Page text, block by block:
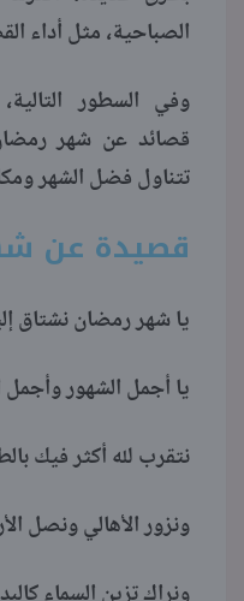
الصباحية، مثل أداء
وفي السطور
قصائد عن شهر رمضان
تتناول فضل الشهر
قصيدة عن
يا شهر رمضان نشتاق
يا أجمل الشهور وأجمل
نتقرب لله أكثر فيك
ونزور الأهالي ونصل